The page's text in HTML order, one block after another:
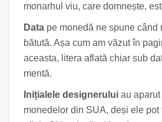
monarhul viu, care domnește,
Data pe monedă ne spune când
bătută. Așa cum am văzut în
aceasta, litera aflată chiar sub
mentă.
Inițialele designerului au
monedelor din SUA, deși ele pot